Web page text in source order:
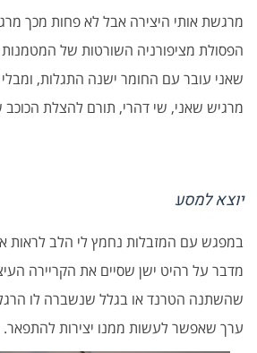
מרגשת אותי היצירה אבל לא פחות מכך
הפסולת מציפורניה השורטות של
שאני עובר עם החומר ישנה התגלות, ומבלי
מרגיש שאני, שי דהרי, תורם להצלת הכוכב
יוצא למסע
במפגש עם המזבלות נחמץ לי הלב לראות
מדבר על רהיט ישן שסיים את הקריירה
שהשתנה הטרנד או בגלל שנשברה לו
ערך שאפשר לעשות ממנו יצירות להתפאר.